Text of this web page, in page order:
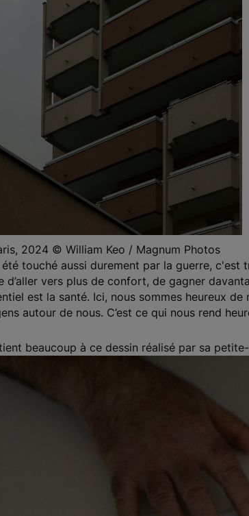
2024 © William Keo / Magnum Photos
touché aussi durement par la guerre,
d’aller vers plus de confort, de gagner
est la santé. Ici, nous sommes heureux
autour de nous. C’est ce qui nous rend
beaucoup à ce dessin réalisé par sa